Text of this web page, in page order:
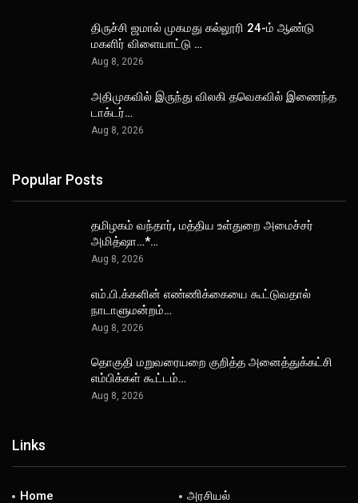
திருச்சி ஜமால் முகமது கல்லூரி 24-ம் ஆண்டு
மகளிர் விளையாட்டு …
Aug 8, 2026
அதிமுகவில் இருந்து விலகி தவெகவில் இணைந்த
டாக்டர்…
Aug 8, 2026
Popular Posts
தமிழகம் வந்தார், மத்திய உள்துறை அமைச்சர்
அமித்ஷா…*…
Aug 8, 2026
எம்.பி.க்களின் எண்ணிக்கையை கூட்டுவதால்
நாடாளுமன்றம்…
Aug 8, 2026
தொகுதி மறுவரையறை குறித்த அனைத்துக்கட்சி
எம்பிக்கள் கூட்டம்…
Aug 8, 2026
Links
Home அரசியல்